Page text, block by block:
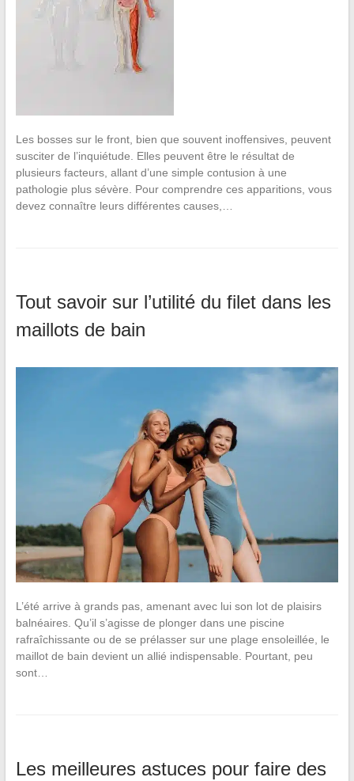
Les bosses sur le front, bien que souvent inoffensives, peuvent
susciter de l’inquiétude. Elles peuvent être le résultat de
plusieurs facteurs, allant d’une simple contusion à une
pathologie plus sévère. Pour comprendre ces apparitions, vous
devez connaître leurs différentes causes,…
Tout savoir sur l’utilité du filet dans les
maillots de bain
L’été arrive à grands pas, amenant avec lui son lot de plaisirs
balnéaires. Qu’il s’agisse de plonger dans une piscine
rafraîchissante ou de se prélasser sur une plage ensoleillée, le
maillot de bain devient un allié indispensable. Pourtant, peu
sont…
Les meilleures astuces pour faire des